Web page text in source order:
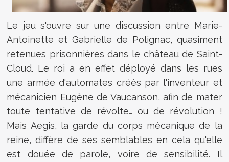
Le jeu s'ouvre sur une discussion entre Marie-
Antoinette et Gabrielle de Polignac, quasiment
retenues prisonnières dans le château de Saint-
Cloud. Le roi a en effet déployé dans les rues
une armée d'automates créés par l'inventeur et
mécanicien Eugène de Vaucanson, afin de mater
toute tentative de révolte… ou de révolution !
Mais Aegis, la garde du corps mécanique de la
reine, diffère de ses semblables en cela qu'elle
est douée de parole, voire de sensibilité. Il